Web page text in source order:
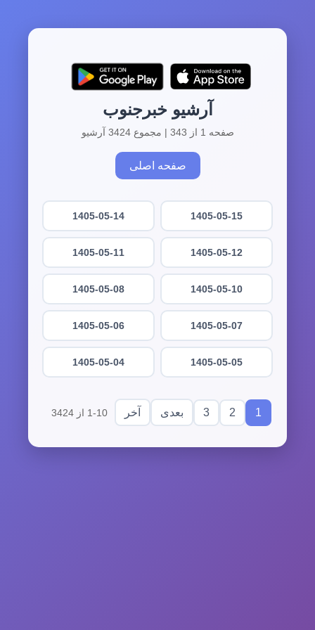
آرشیو خبرجنوب
صفحه 1 از 343 | مجموع 3424 آرشیو
صفحه اصلی
1405-05-15
1405-05-14
1405-05-12
1405-05-11
1405-05-10
1405-05-08
1405-05-07
1405-05-06
1405-05-05
1405-05-04
1
2
3 بعدی آخر 1-10 از 3424